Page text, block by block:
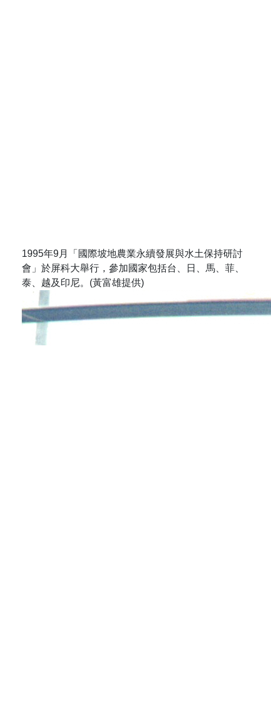
1995年9月「國際坡地農業永續發展與水土保持研討
會」於屏科大舉行，參加國家包括台、日、馬、菲、
泰、越及印尼。(黃富雄提供)